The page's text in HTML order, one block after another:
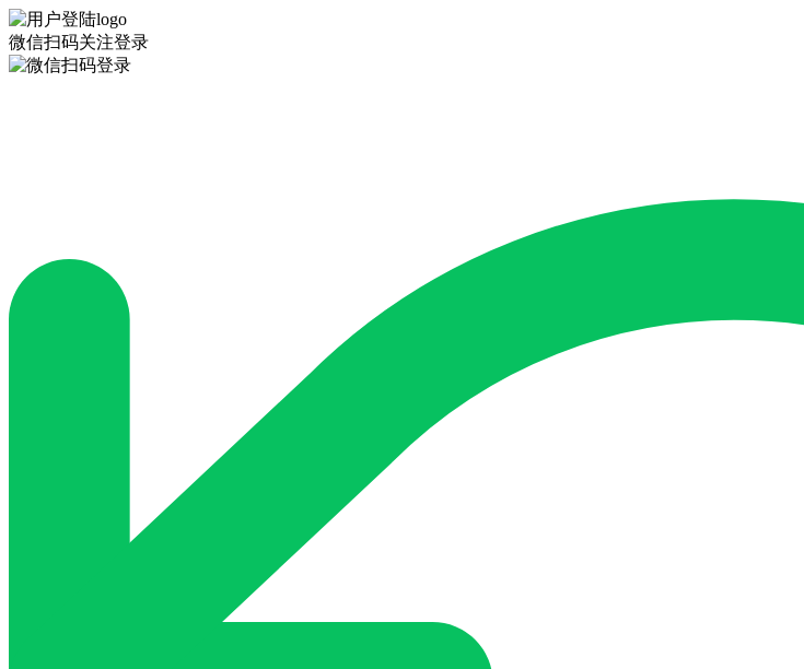
微信扫码关注登录